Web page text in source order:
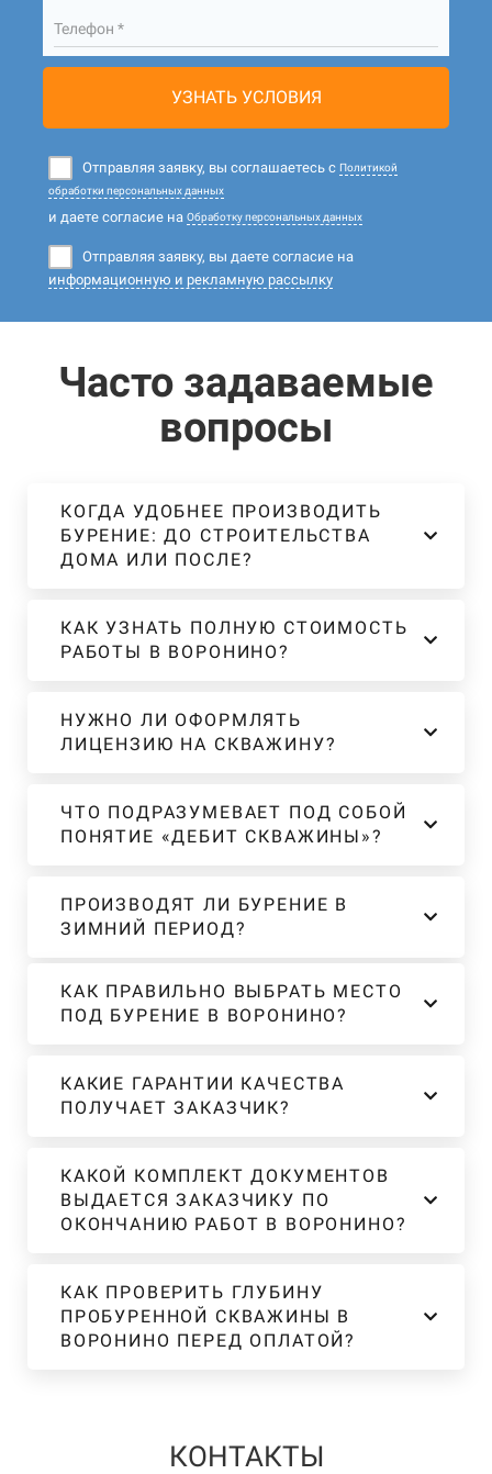
Телефон *
УЗНАТЬ УСЛОВИЯ
Отправляя заявку, вы соглашаетесь с Политикой
обработки персональных данных
и даете согласие на Обработку персональных данных
Отправляя заявку, вы даете согласие на
информационную и рекламную рассылку
Часто задаваемые
вопросы
КОГДА УДОБНЕЕ ПРОИЗВОДИТЬ
БУРЕНИЕ: ДО СТРОИТЕЛЬСТВА
ДОМА ИЛИ ПОСЛЕ?
КАК УЗНАТЬ ПОЛНУЮ СТОИМОСТЬ
РАБОТЫ В ВОРОНИНО?
НУЖНО ЛИ ОФОРМЛЯТЬ
ЛИЦЕНЗИЮ НА СКВАЖИНУ?
ЧТО ПОДРАЗУМЕВАЕТ ПОД СОБОЙ
ПОНЯТИЕ «ДЕБИТ СКВАЖИНЫ»?
ПРОИЗВОДЯТ ЛИ БУРЕНИЕ В
ЗИМНИЙ ПЕРИОД?
КАК ПРАВИЛЬНО ВЫБРАТЬ МЕСТО
ПОД БУРЕНИЕ В ВОРОНИНО?
КАКИЕ ГАРАНТИИ КАЧЕСТВА
ПОЛУЧАЕТ ЗАКАЗЧИК?
КАКОЙ КОМПЛЕКТ ДОКУМЕНТОВ
ВЫДАЕТСЯ ЗАКАЗЧИКУ ПО
ОКОНЧАНИЮ РАБОТ В ВОРОНИНО?
КАК ПРОВЕРИТЬ ГЛУБИНУ
ПРОБУРЕННОЙ СКВАЖИНЫ В
ВОРОНИНО ПЕРЕД ОПЛАТОЙ?
КОНТАКТЫ